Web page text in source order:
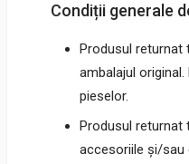
Condiții generale
Produsul returnat
ambalajul
pieselor.
Produsul returnat
accesoriile și/sau